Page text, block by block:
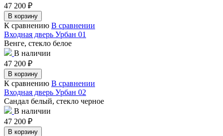
47 200 ₽
В корзину
К сравнению В сравнении
Входная дверь Урбан 01
Венге, стекло белое
В наличии
47 200 ₽
В корзину
К сравнению В сравнении
Входная дверь Урбан 02
Сандал белый, стекло черное
В наличии
47 200 ₽
В корзину